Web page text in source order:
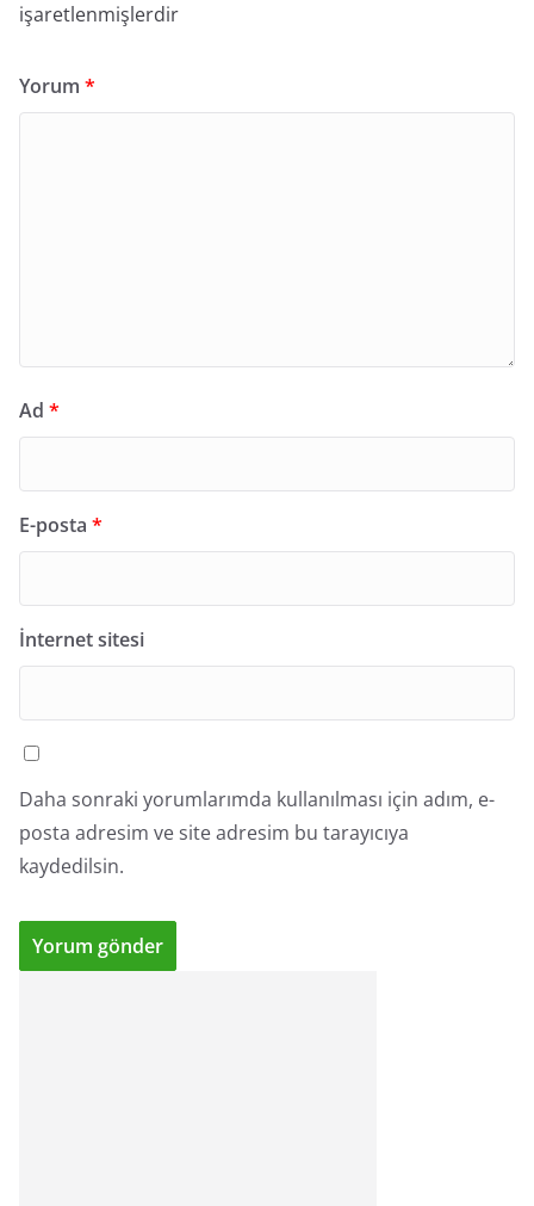
işaretlenmişlerdir
Yorum *
Ad *
E-posta *
İnternet sitesi
Daha sonraki yorumlarımda kullanılması için adım, e-
posta adresim ve site adresim bu tarayıcıya
kaydedilsin.